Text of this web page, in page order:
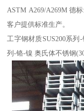
ASTM A269/A269M 德
客户提供标准生产。
工字钢材质SUS200系列
列-铬-镍 奥氏体不锈钢